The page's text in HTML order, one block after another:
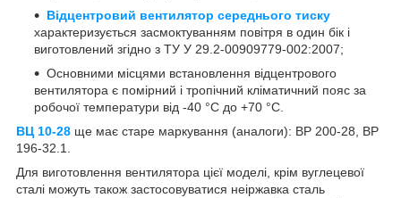
Відцентровий вентилятор середнього тиску
характеризується засмоктуванням повітря в один бік і
виготовлений згідно з ТУ У 29.2-00909779-002:2007;
Основними місцями встановлення відцентрового
вентилятора є помірний і тропічний кліматичний пояс за
робочої температури від -40 °C до +70 °C.
ВЦ 10-28 ще має старе маркування (аналоги): ВР 200-28, ВР
196-32.1.
Для виготовлення вентилятора цієї моделі, крім вуглецевої
сталі можуть також застосовуватися неіржавка сталь